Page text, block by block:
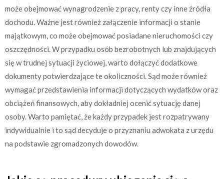
może obejmować wynagrodzenie z pracy, renty czy inne źródła
dochodu. Ważne jest również załączenie informacji o stanie
majątkowym, co może obejmować posiadane nieruchomości czy
oszczędności. W przypadku osób bezrobotnych lub znajdujących
się w trudnej sytuacji życiowej, warto dołączyć dodatkowe
dokumenty potwierdzające te okoliczności. Sąd może również
wymagać przedstawienia informacji dotyczących wydatków oraz
obciążeń finansowych, aby dokładniej ocenić sytuację danej
osoby. Warto pamiętać, że każdy przypadek jest rozpatrywany
indywidualnie i to sąd decyduje o przyznaniu adwokata z urzędu
na podstawie zgromadzonych dowodów.